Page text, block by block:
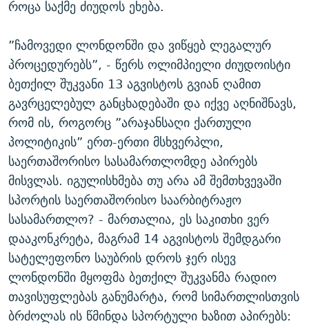
როცა საქმე ძიუდოს ეხება.
”ჩამოვედი ლონდონში და ვიწყებ ლეგალურ
პროცედურებს”, - წერს ოლიმპიელი ძიუდოისტი
ბეთქილ შუკვანი 13 აგვისტოს გვიან ღამით
გავრცელებულ განცხადებაში და იქვე აღნიშნავს,
რომ ის, როგორც ”არაჯანსაღი ქართული
პოლიტიკის” ერთ-ერთი მსხვერპლი,
საერთაშორისო სასამართლომდე აპირებს
მისვლას. იგულისხმება თუ არა ამ შემთხვევაში
სპორტის საერთაშორისო საარბიტრაჟო
სასამართლო? - მართალია, ეს საკითხი ვერ
დააკონკრეტა, მაგრამ 14 აგვისტოს შემდგარი
სატელეფონო საუბრის დროს ჯერ ისევ
ლონდონში მყოფმა ბეთქილ შუკვანმა რადიო
თავისუფლებას განუმარტა, რომ სიმართლისთვის
ბრძოლას ის წმინდა სპორტული ხაზით აპირებს: